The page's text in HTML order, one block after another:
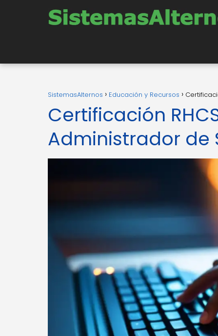
SistemasAlternos Educación y Recursos
Certificación
Administrador de